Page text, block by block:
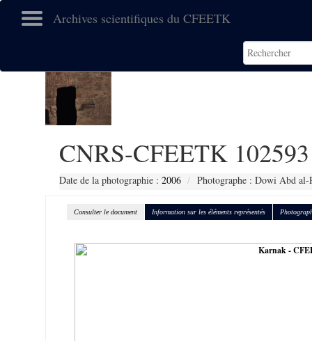
Archives scientifiques du CFEETK
CNRS-CFEETK 102593
Date de la photographie : 2006 Photographe : Dowi Abd
Consulter le document Information sur les éléments représentés